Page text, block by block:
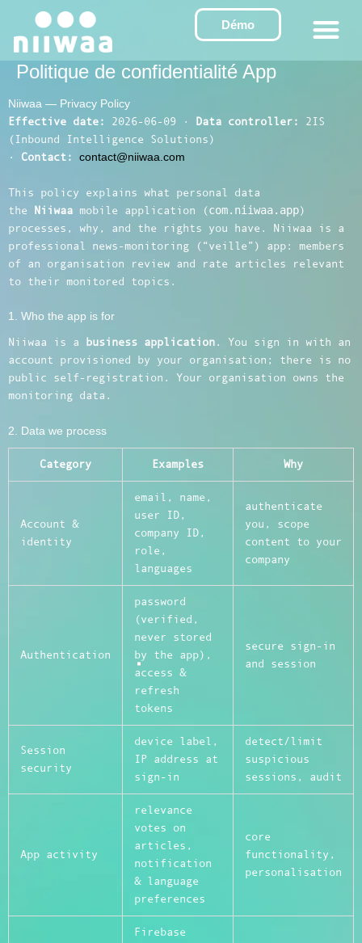
contenu
Démo
Politique de confidentialité App
Niiwaa — Privacy Policy
Effective date:
2026-06-09 · Data controller:
2IS
(Inbound Intelligence Solutions)
· Contact: contact@niiwaa.com
This policy explains what personal data
the Niiwaa mobile application (com.niiwaa.app)
processes, why, and the rights you have. Niiwaa is a
professional news-monitoring (“veille”) app: members
of an organisation review and rate articles relevant
to their monitored topics.
1. Who the app is for
Niiwaa is a business application . You sign in with an
account provisioned by your organisation; there is no
public self-registration. Your organisation owns the
monitoring data.
2. Data we process
Category Examples Why
Account &
identity
email, name,
user ID,
company ID,
role,
languages
authenticate
you, scope
content to your
company
Authentication
password
(verified,
never stored
by the app),
access &
refresh
tokens
secure sign-in
and session
Session
security
device label,
IP address at
sign-in
detect/limit
suspicious
sessions, audit
App activity
relevance
votes on
articles,
notification
& language
preferences
core
functionality,
personalisation
Firebase